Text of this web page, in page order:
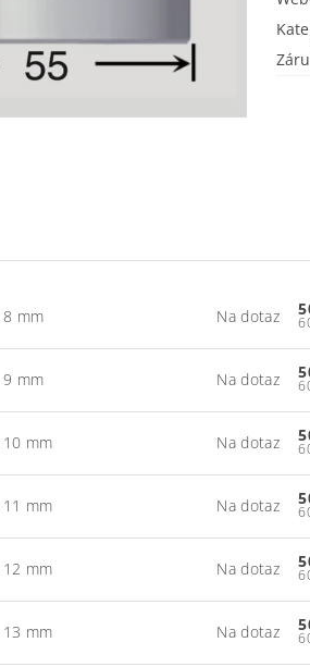
mm Na dotaz
mm Na dotaz
mm Na dotaz
mm Na dotaz
mm Na dotaz
mm Na dotaz